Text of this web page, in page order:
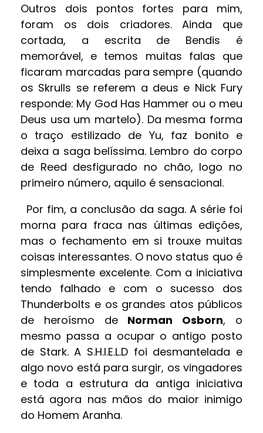
Outros dois pontos fortes para mim,
foram os dois criadores. Ainda que
cortada, a escrita de Bendis é
memorável, e temos muitas falas que
ficaram marcadas para sempre (quando
os Skrulls se referem a deus e Nick Fury
responde: My God Has Hammer ou o meu
Deus usa um martelo). Da mesma forma
o traço estilizado de Yu, faz bonito e
deixa a saga belíssima. Lembro do corpo
de Reed desfigurado no chão, logo no
primeiro número, aquilo é sensacional.
Por fim, a conclusão da saga. A série foi
morna para fraca nas últimas edições,
mas o fechamento em si trouxe muitas
coisas interessantes. O novo status quo é
simplesmente excelente. Com a iniciativa
tendo falhado e com o sucesso dos
Thunderbolts e os grandes atos públicos
de heroísmo de Norman Osborn, o
mesmo passa a ocupar o antigo posto
de Stark. A S.H.I.E.L.D foi desmantelada e
algo novo está para surgir, os vingadores
e toda a estrutura da antiga iniciativa
está agora nas mãos do maior inimigo
do Homem Aranha.